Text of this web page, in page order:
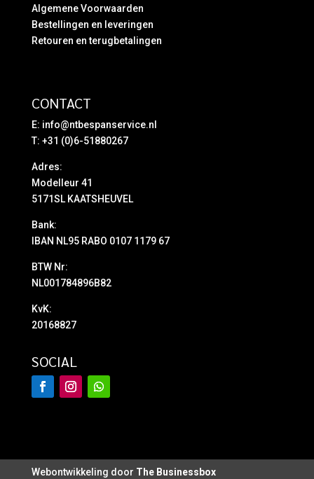
Algemene Voorwaarden
Bestellingen en leveringen
Retouren en terugbetalingen
CONTACT
E: info@ntbespanservice.nl
T: +31 (0)6-51880267
Adres:
Modelleur 41
5171SL KAATSHEUVEL
Bank:
IBAN NL95 RABO 0107 1179 67
BTW Nr:
NL001784896B82
KvK:
20168827
SOCIAL
Webontwikkeling door The Businessbox